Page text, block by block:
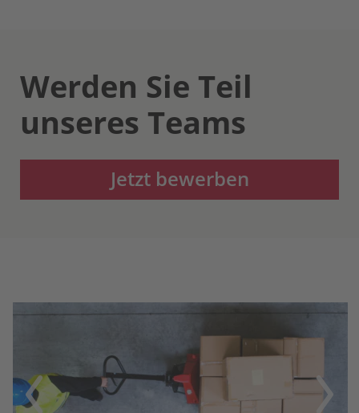
Werden Sie Teil
unseres Teams
Jetzt bewerben
Previous Next